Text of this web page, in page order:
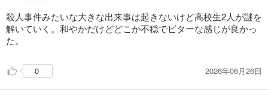
殺人事件みたいな大きな出来事は起きないけど高校生2人が謎を
解いていく。和やかだけどどこか不穏でビターな感じが良かっ
た。
0 2026年06月26日